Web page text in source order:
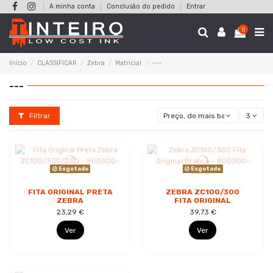
A minha conta Conclusão do pedido Entrar
0
Início CLASSIFICAR Zebra Matricial ---
---
Filtrar Preço, do mais baixo ao mais
3
Esgotado
FITA ORIGINAL PRETA
ZEBRA
ZC100/300/350 -
800300-301
23,29 €
Ver
Esgotado
ZEBRA ZC100/300
FITA ORIGINAL
BRANCA - 800300-
309EM
39,73 €
Ver